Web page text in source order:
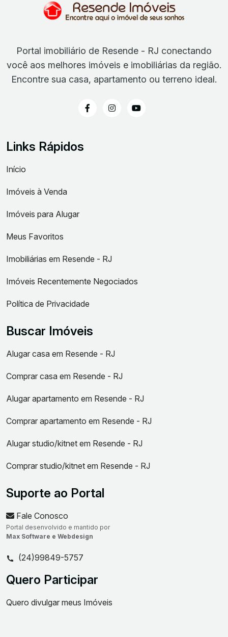
Portal imobiliário de Resende - RJ conectando
você aos melhores imóveis e imobiliárias da região.
Encontre sua casa, apartamento ou terreno ideal.
Links Rápidos
Início
Imóveis à Venda
Imóveis para Alugar
Meus Favoritos
Imobiliárias em Resende - RJ
Imóveis Recentemente Negociados
Política de Privacidade
Buscar Imóveis
Alugar casa em Resende - RJ
Comprar casa em Resende - RJ
Alugar apartamento em Resende - RJ
Comprar apartamento em Resende - RJ
Alugar studio/kitnet em Resende - RJ
Comprar studio/kitnet em Resende - RJ
Suporte ao Portal
Fale Conosco
Portal desenvolvido e mantido por
Max Software e Webdesign
(24)99849-5757
Quero Participar
Quero divulgar meus Imóveis